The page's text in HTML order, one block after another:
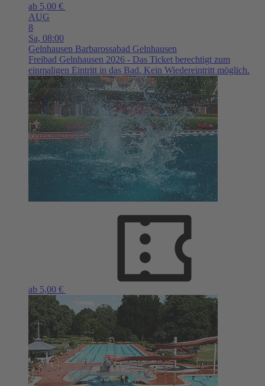
ab 5,00 €
AUG
8
Sa, 08:00
Gelnhausen Barbarossabad Gelnhausen
Freibad Gelnhausen 2026 - Das Ticket berechtigt zum
einmaligen Eintritt in das Bad. Kein Wiedereintritt möglich.
ab 5,00 €